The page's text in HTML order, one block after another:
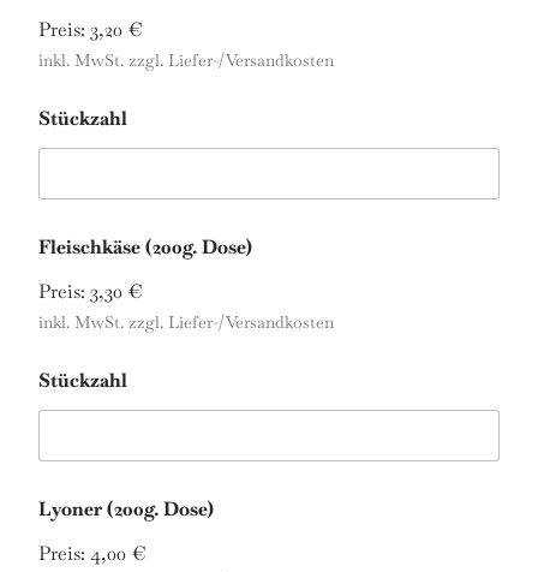
Preis: 3,20 €
inkl. MwSt. zzgl. Liefer-/Versandkosten
Stückzahl
Fleischkäse (200g. Dose)
Preis: 3,30 €
inkl. MwSt. zzgl. Liefer-/Versandkosten
Stückzahl
Lyoner (200g. Dose)
Preis: 4,00 €